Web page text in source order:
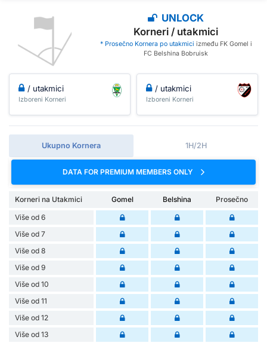
UNLOCK
Korneri / utakmici
* Prosečno Kornera po utakmici između FK Gomel i
FC Belshina Bobruisk
/ utakmici
Izboreni Korneri
/ utakmici
Izboreni Korneri
Ukupno Kornera 1H/2H
DATA FOR PREMIUM MEMBERS ONLY
Korneri na Utakmici Gomel Belshina
Prosečno
Više od 6
Više od 7
Više od 8
Više od 9
Više od 10
Više od 11
Više od 12
Više od 13